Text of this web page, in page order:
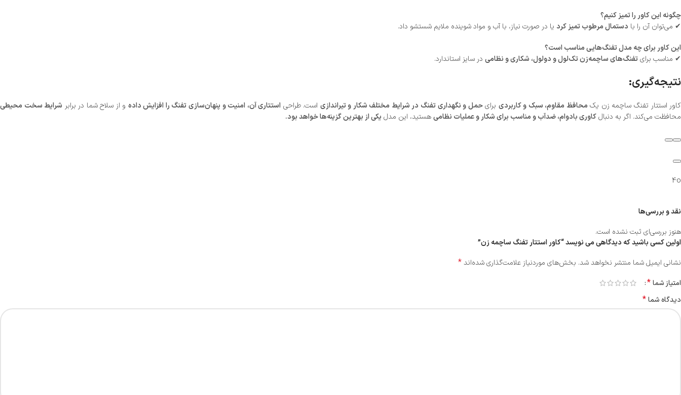
چگونه این کاور را تمیز کنیم؟
✔ می‌توان آن را با دستمال مرطوب تمیز کرد یا در صورت نیاز، با آب و مواد شوینده ملایم شستشو داد.
این کاور برای چه مدل تفنگ‌هایی مناسب است؟
✔ مناسب برایتفنگ‌های ساچمه‌زن تک‌لول و دولول، شکاری و نظامی در سایز استاندارد.
نتیجه‌گیری:
کاور استتار تفنگ ساچمه زن یک محافظ مقاوم، سبک و کاربردی برایحمل و نگهداری تفنگ در شرایط مختلف شکار و تیراندازی است. طراحی استتاری آن، امنیت و پنهان‌سازی تفنگ را افزایش داده و از سلاح شما در برابر شرایط سخت محیطی
محافظت می‌کند. اگر به دنبالکاوری بادوام، ضدآب و مناسب برای شکار و عملیات نظامیهستید، این مدل یکی از بهترین گزینه‌ها خواهد بود.
4o
نقد و بررسی‌ها
هنوز بررسی‌ای ثبت نشده است.
اولین کسی باشید که دیدگاهی می نویسد “کاور استتار تفنگ ساچمه زن”
نشانی ایمیل شما منتشر نخواهد شد. بخش‌های موردنیاز علامت‌گذاری شده‌اند*
امتیاز شما*
دیدگاه شما*